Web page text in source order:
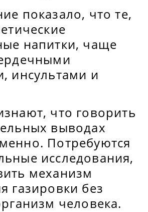
показало, что те,
напитки, чаще
инсультами и
что говорить
выводах
Потребуются
исследования,
механизм
газировки без
человека.